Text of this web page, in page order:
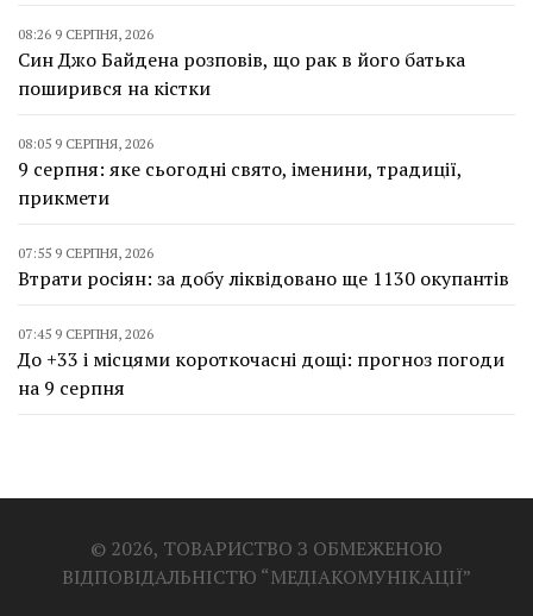
08:26 9 СЕРПНЯ, 2026
Син Джо Байдена розповів, що рак в його батька
поширився на кістки
08:05 9 СЕРПНЯ, 2026
9 серпня: яке сьогодні свято, іменини, традиції,
прикмети
07:55 9 СЕРПНЯ, 2026
Втрати росіян: за добу ліквідовано ще 1130 окупантів
07:45 9 СЕРПНЯ, 2026
До +33 і місцями короткочасні дощі: прогноз погоди
на 9 серпня
© 2026, ТОВАРИСТВО З ОБМЕЖЕНОЮ
ВІДПОВІДАЛЬНІСТЮ “МЕДІАКОМУНІКАЦІЇ”